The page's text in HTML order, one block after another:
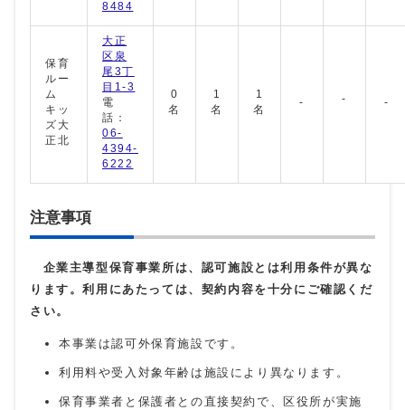
8484
保育
ルー
ム
キッ
ズ大
正北
大正
区泉
尾3丁
目1‐3
電
話：
06‐
4394‐
6222
0
名
1
名
1
名
‐ ‐ ‐
注意事項
企業主導型保育事業所は、認可施設とは利用条件が異な
ります。利用にあたっては、契約内容を十分にご確認くだ
さい。
本事業は認可外保育施設です。
利用料や受入対象年齢は施設により異なります。
保育事業者と保護者との直接契約で、区役所が実施